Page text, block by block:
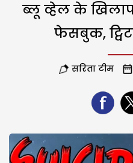
ब्लू व्हेल के
फेसबुक,
सरिता टीम